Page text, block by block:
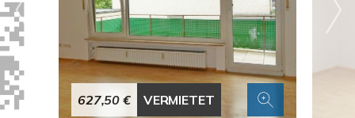
627,50 € VERMIETET